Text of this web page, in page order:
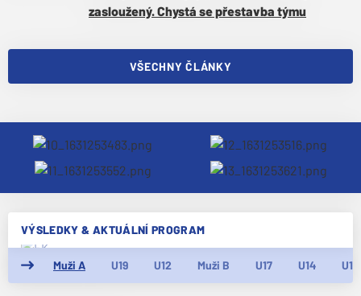
zasloužený. Chystá se přestavba týmu
VŠECHNY ČLÁNKY
VÝSLEDKY & AKTUÁLNÍ PROGRAM
Muži A U19 U12 Muži B U17 U14 U13